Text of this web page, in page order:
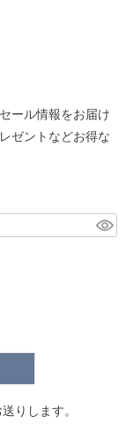
ール情報をお届け
ゼントなどお得な
りします。